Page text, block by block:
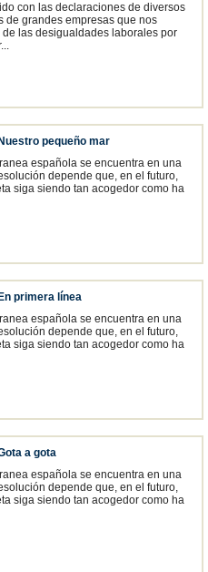
con las declaraciones de diversos
de grandes empresas que nos
las desigualdades laborales por
pequeño mar
española se encuentra en una
depende que, en el futuro,
siga siendo tan acogedor como ha
primera línea
española se encuentra en una
depende que, en el futuro,
siga siendo tan acogedor como ha
a gota
española se encuentra en una
depende que, en el futuro,
siga siendo tan acogedor como ha